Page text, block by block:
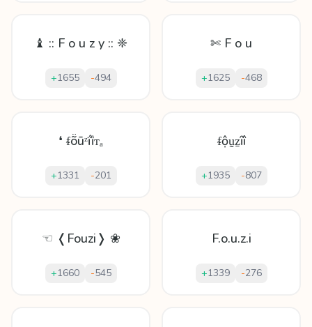
♝ :: F o u z y :: ❈
+1655 -494
✄ F o u
+1625 -468
❛ ᵮṏūᶻḯȉᴛₐ
+1331 -201
ᵮộṵẕȋî
+1935 -807
☜ ❬Fouzi❭ ❀
+1660 -545
F.o.u.z.i
+1339 -276